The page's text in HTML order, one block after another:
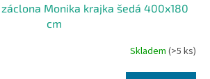
Monika krajka šedá 400x180
cm
Skladem(>5 ks)